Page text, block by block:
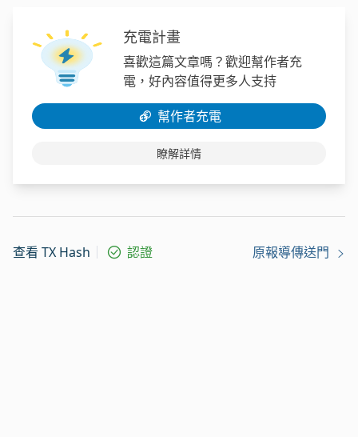
充電計畫
喜歡這篇文章嗎？歡迎幫作者充
電，好內容值得更多人支持
幫作者充電
瞭解詳情
查看 TX Hash 認證 原報導傳送門